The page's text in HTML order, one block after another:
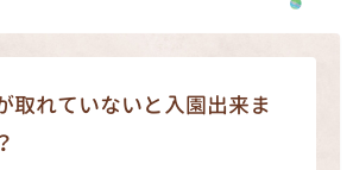
取れていないと入園出来ま